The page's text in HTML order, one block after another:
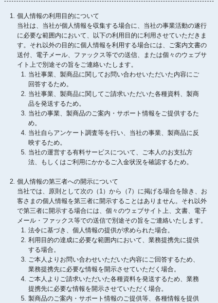
個人情報の利用目的について
当社は、当社が個人情報を収集する場合に、当社の事業活動の遂行
に必要な範囲内において、以下の利用目的に利用させていただきま
す。それ以外の目的に個人情報を利用する場合には、ご案内文書の
送付、電子メール、ファックス等での送信、または個々のウェブサ
イト上で別途その旨をご連絡いたします。
当社事業、製商品に関してお問い合わせいただいた内容にご
回答するため。
当社事業、製商品に関してご請求いただいた各種資料、製商
品を発送するため。
当社の事業、製商品のご案内・サポート情報をご提供するた
め。
当社自らアンケート調査等を行い、当社の事業、製商品に反
映するため。
当社の運営する有料サービスについて、ご本人のお支払方
法、もしくはご利用にかかるご入金状況を確認するため。
個人情報の第三者への開示について
当社では、原則として次の（1）から（7）に掲げる場合を除き、お
客さまの個人情報を第三者に開示することはありません。それ以外
で第三者に開示する場合には、個々のウェブサイト上、文書、電子
メール・ファックス等での送信で別途その旨をご連絡いたします。
法令に基づき、個人情報の提供が求められた場合。
利用目的の達成に必要な範囲内において、業務提携先に提供
する場合。
ご本人よりお問い合わせいただいた内容にご回答するため、
業務提携先に必要な情報を開示させていただく場合。
ご本人よりご請求いただいた各種資料を発送するため、業務
提携先に必要な情報を開示させていただく場合。
製商品のご案内・サポート情報のご提供等、各種情報を提供